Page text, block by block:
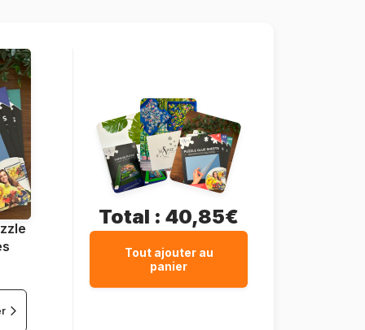
Total : 40,85€
Tout ajouter au
panier